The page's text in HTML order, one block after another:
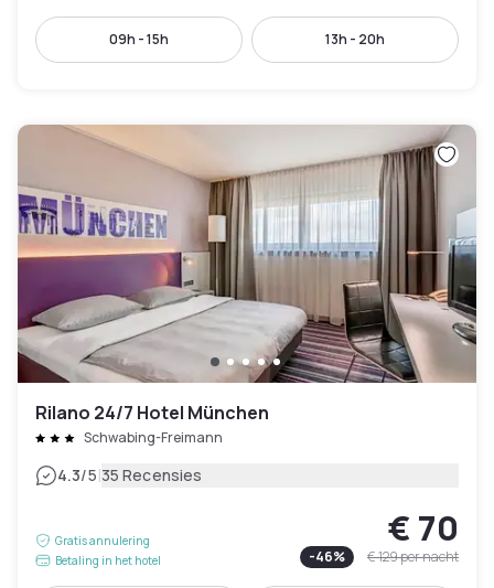
09h - 15h 13h - 20h
Rilano 24/7 Hotel München
Schwabing-Freimann
4.3/5|35 Recensies
Gratis annulering
Betaling in het hotel
€ 70
-46% € 129per nacht